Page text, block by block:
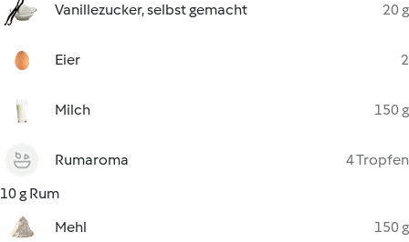
Vanillezucker, selbst gemacht 20 g
Eier 2
Milch 150 g
Rumaroma
4 Tropfen
10 g Rum
Mehl
150 g